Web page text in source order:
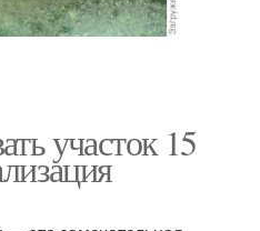
участок 15